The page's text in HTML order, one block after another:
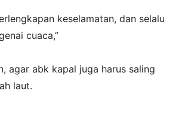
keselamatan, dan selalu
cuaca,”
agar abk kapal juga harus saling
laut.